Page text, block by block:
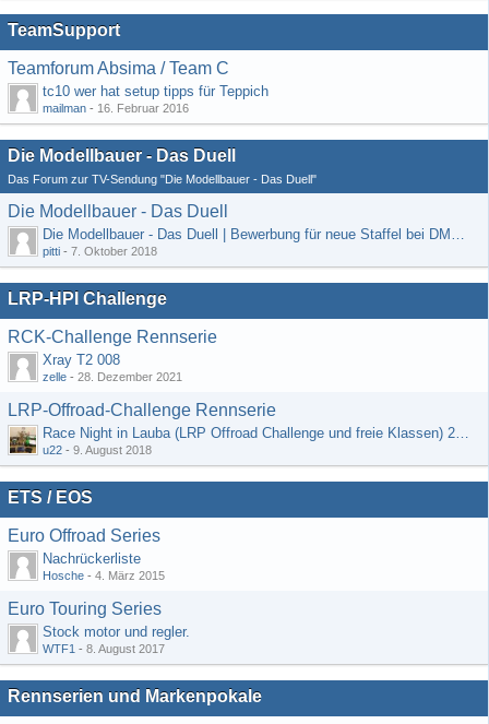
TeamSupport
Teamforum Absima / Team C
tc10 wer hat setup tipps für Teppich
mailman - 16. Februar 2016
Die Modellbauer - Das Duell
Das Forum zur TV-Sendung "Die Modellbauer - Das Duell"
Die Modellbauer - Das Duell
Die Modellbauer - Das Duell | Bewerbung für neue Staffel bei DMAX *Werbung*
pitti - 7. Oktober 2018
LRP-HPI Challenge
RCK-Challenge Rennserie
Xray T2 008
zelle - 28. Dezember 2021
LRP-Offroad-Challenge Rennserie
Race Night in Lauba (LRP Offroad Challenge und freie Klassen) 25/26.08
u22 - 9. August 2018
ETS / EOS
Euro Offroad Series
Nachrückerliste
Hosche - 4. März 2015
Euro Touring Series
Stock motor und regler.
WTF1 - 8. August 2017
Rennserien und Markenpokale